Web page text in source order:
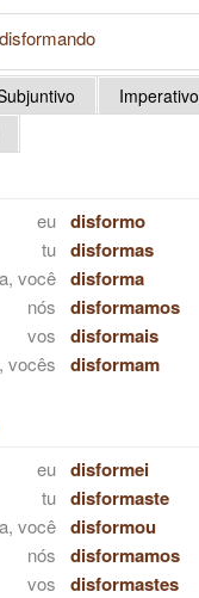
disformando
Imperativo
eu disformo
tu disformas
você disforma
nós disformamos
vos disformais
vocês disformam
eu disformei
tu disformaste
você disformou
nós disformamos
vos disformastes